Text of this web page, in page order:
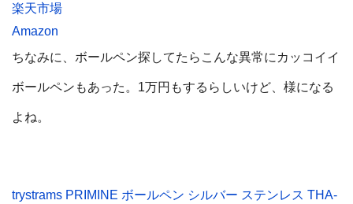
楽天市場
Amazon
ちなみに、ボールペン探してたらこんな異常にカッコイイ
ボールペンもあった。1万円もするらしいけど、様になる
よね。
trystrams PRIMINE ボールペン シルバー ステンレス THA-